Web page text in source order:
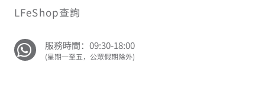
LFeShop查詢
服務時間：09:30-18:00
(星期一至五，公眾假期除外)